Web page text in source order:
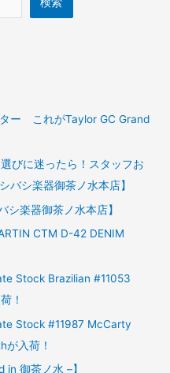
検索
ター これがTaylor GC Grand
びに迷ったら！スタッフお
バシ楽器御茶ノ水本店】
シ楽器御茶ノ水本店】
CTM D-42 DENIM
Stock Brazilian #11053
！
Stock #11987 McCarty
が入荷！
in 御茶ノ水 –】